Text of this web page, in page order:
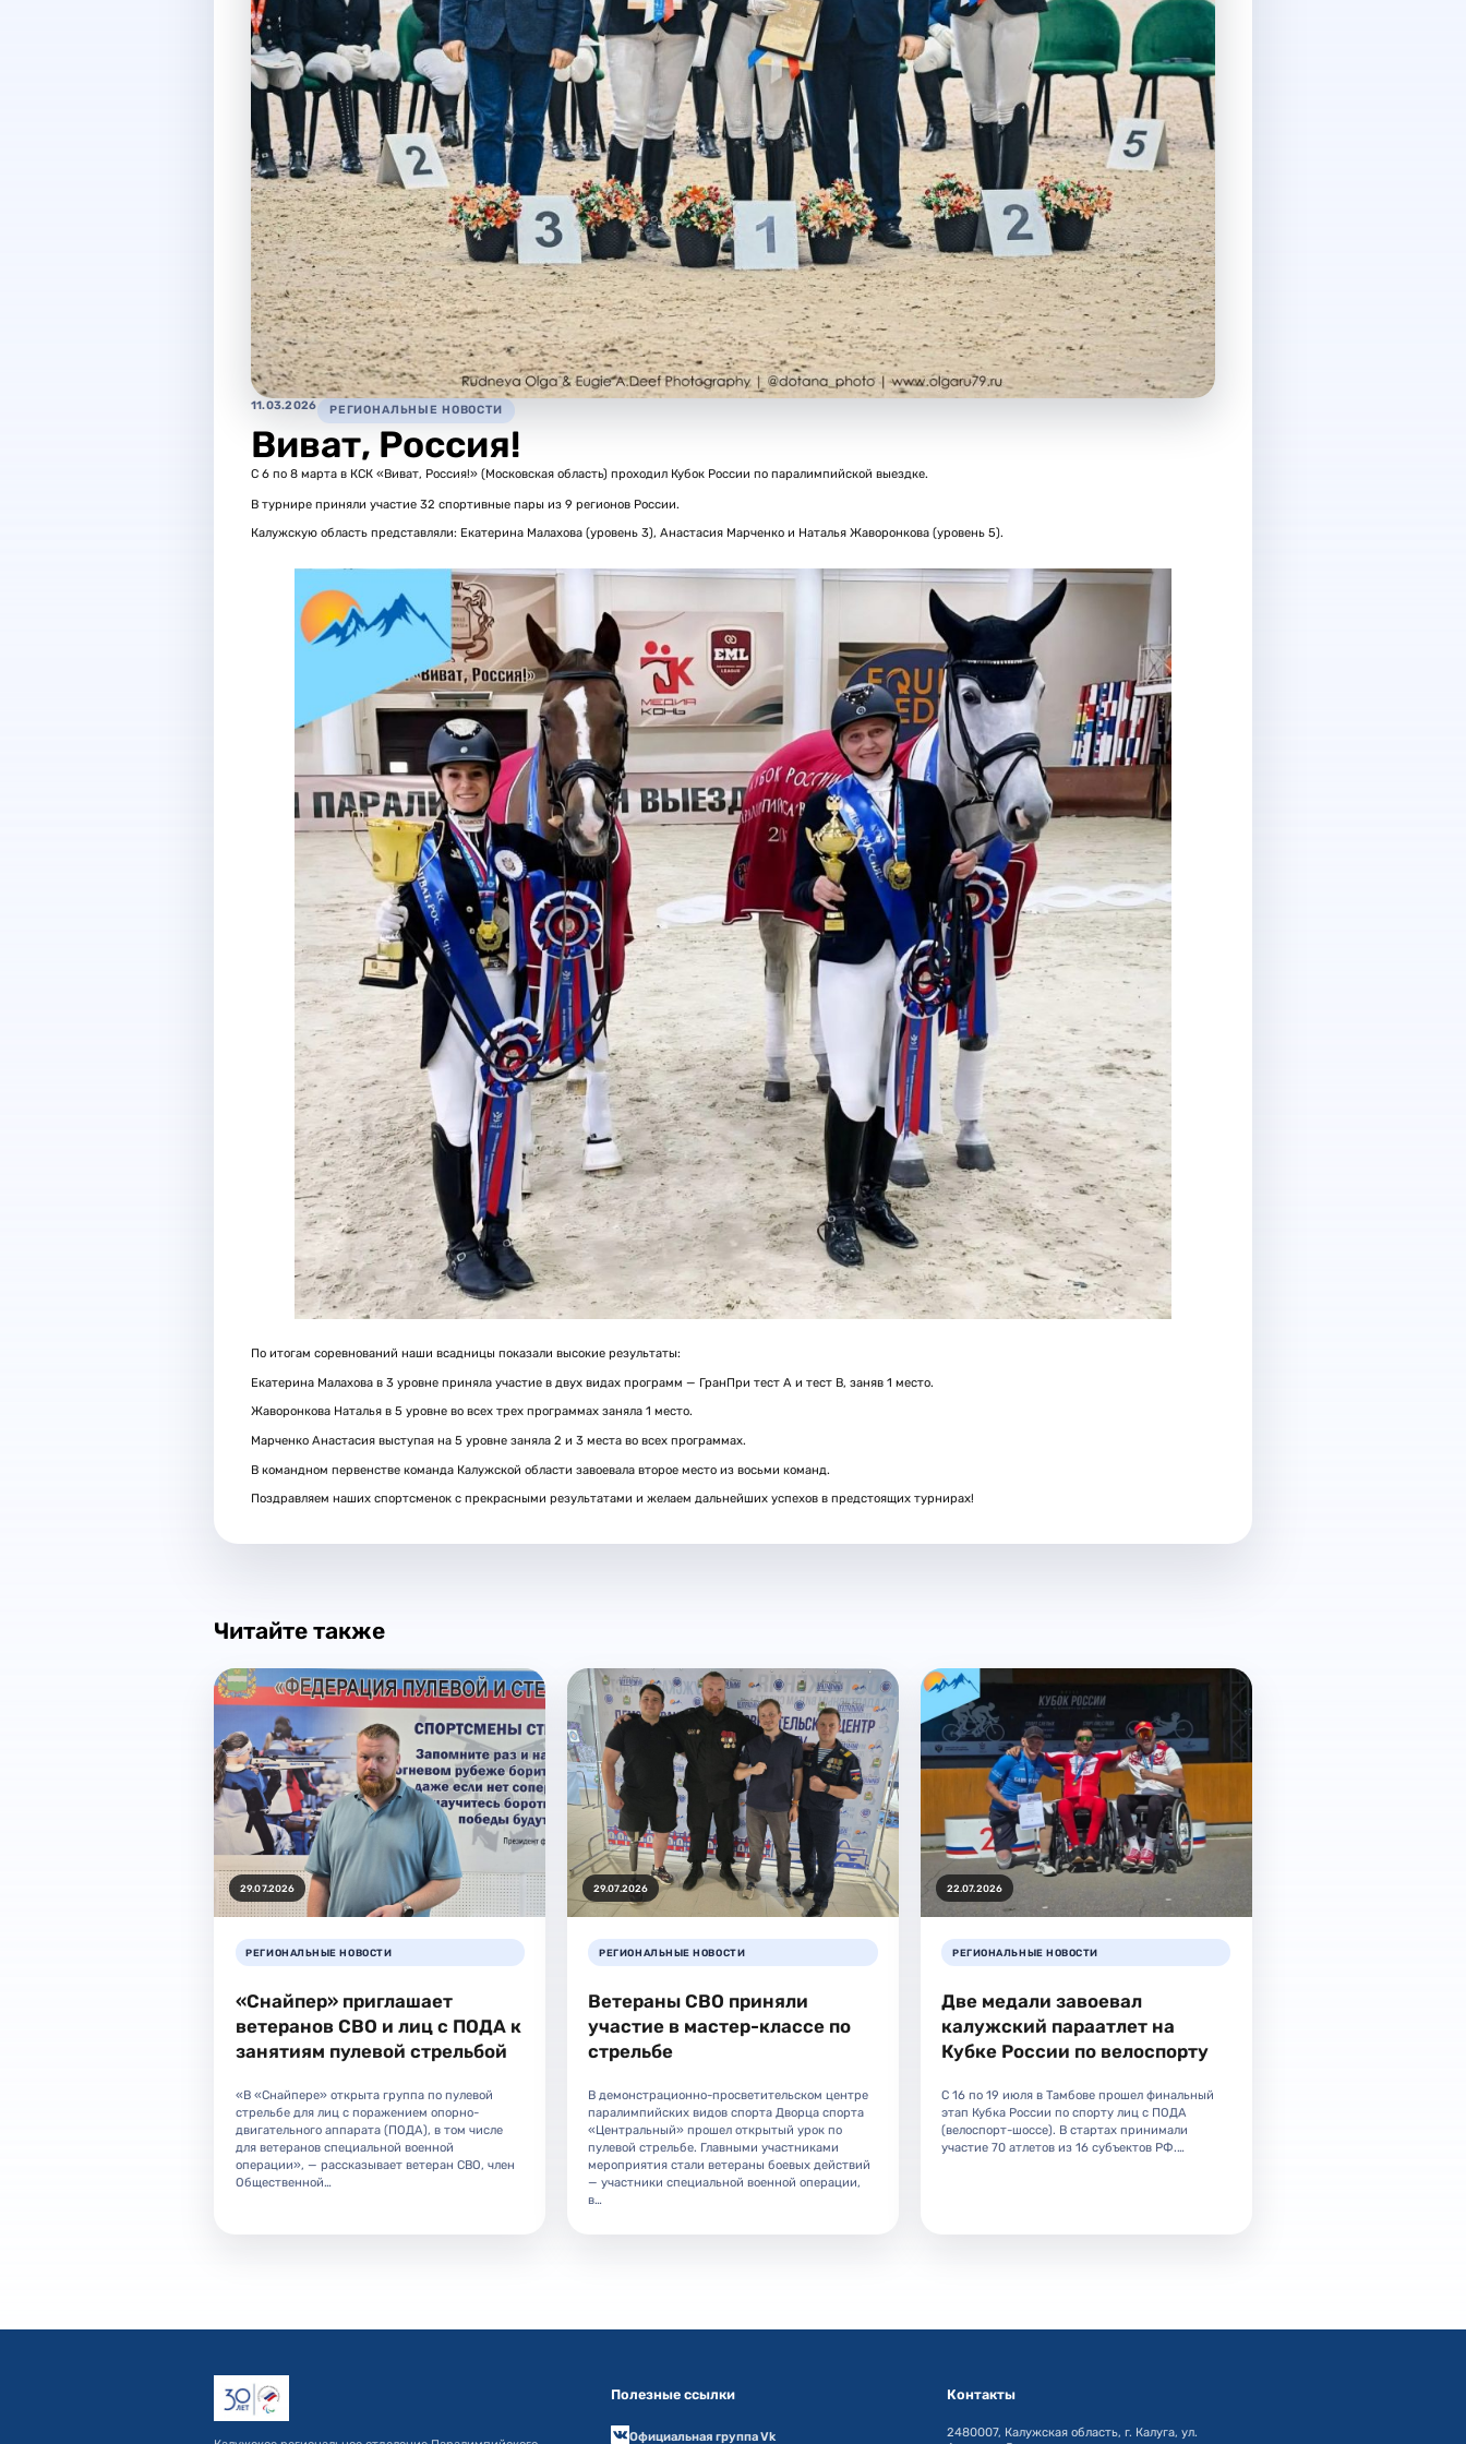
11.03.2026 РЕГИОНАЛЬНЫЕ НОВОСТИ
Виват, Россия!
С 6 по 8 марта в КСК «Виват, Россия!» (Московская область) проходил Кубок России по паралимпийской выездке.
В турнире приняли участие 32 спортивные пары из 9 регионов России.
Калужскую область представляли: Екатерина Малахова (уровень 3), Анастасия Марченко и Наталья Жаворонкова (уровень 5).
По итогам соревнований наши всадницы показали высокие результаты:
Екатерина Малахова в 3 уровне приняла участие в двух видах программ — ГранПри тест А и тест В, заняв 1 место.
Жаворонкова Наталья в 5 уровне во всех трех программах заняла 1 место.
Марченко Анастасия выступая на 5 уровне заняла 2 и 3 места во всех программах.
В командном первенстве команда Калужской области завоевала второе место из восьми команд.
Поздравляем наших спортсменок с прекрасными результатами и желаем дальнейших успехов в предстоящих турнирах!
Читайте также
29.07.2026
РЕГИОНАЛЬНЫЕ НОВОСТИ
«Снайпер» приглашает
ветеранов СВО и лиц с ПОДА к
занятиям пулевой стрельбой
«В «Снайпере» открыта группа по пулевой
стрельбе для лиц с поражением опорно-
двигательного аппарата (ПОДА), в том числе
для ветеранов специальной военной
операции», — рассказывает ветеран СВО, член
Общественной…
29.07.2026
РЕГИОНАЛЬНЫЕ НОВОСТИ
Ветераны СВО приняли
участие в мастер-классе по
стрельбе
В демонстрационно-просветительском центре
паралимпийских видов спорта Дворца спорта
«Центральный» прошел открытый урок по
пулевой стрельбе. Главными участниками
мероприятия стали ветераны боевых действий
— участники специальной военной операции,
в…
22.07.2026
РЕГИОНАЛЬНЫЕ НОВОСТИ
Две медали завоевал
калужский параатлет на
Кубке России по велоспорту
С 16 по 19 июля в Тамбове прошел финальный
этап Кубка России по спорту лиц с ПОДА
(велоспорт-шоссе). В стартах принимали
участие 70 атлетов из 16 субъектов РФ.…
Полезные ссылки
Официальная группа Vk
Контакты
2480007, Калужская область, г. Калуга, ул.